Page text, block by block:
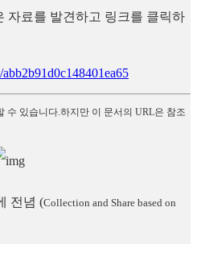
자료를 발견하고 링크를 클릭하
수 있습니다.하지만 이 문서의 URL은 참조
전념 (Collection and Share based on